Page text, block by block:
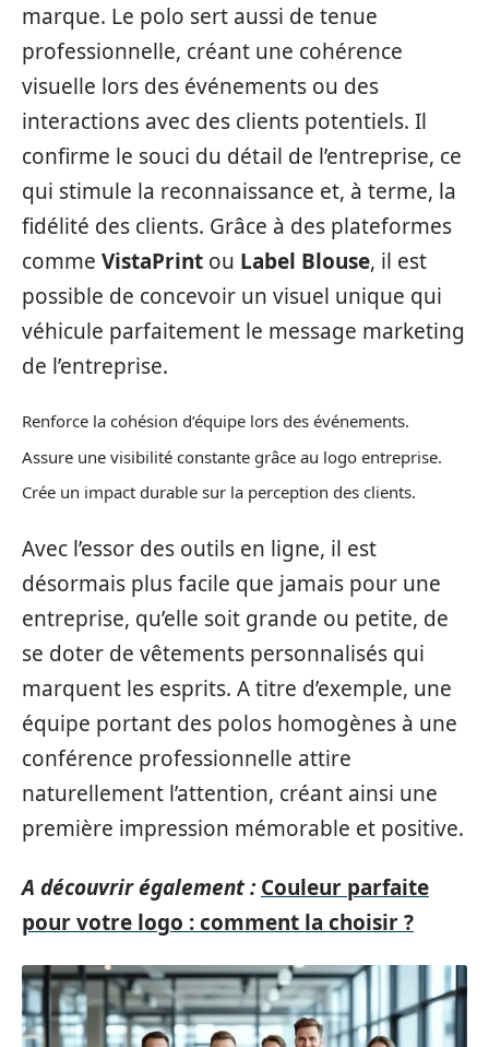
marque. Le polo sert aussi de tenue
professionnelle, créant une cohérence
visuelle lors des événements ou des
interactions avec des clients potentiels. Il
confirme le souci du détail de l’entreprise, ce
qui stimule la reconnaissance et, à terme, la
fidélité des clients. Grâce à des plateformes
comme VistaPrint ou Label Blouse, il est
possible de concevoir un visuel unique qui
véhicule parfaitement le message marketing
de l’entreprise.
Renforce la cohésion d’équipe lors des événements.
Assure une visibilité constante grâce au logo entreprise.
Crée un impact durable sur la perception des clients.
Avec l’essor des outils en ligne, il est
désormais plus facile que jamais pour une
entreprise, qu’elle soit grande ou petite, de
se doter de vêtements personnalisés qui
marquent les esprits. A titre d’exemple, une
équipe portant des polos homogènes à une
conférence professionnelle attire
naturellement l’attention, créant ainsi une
première impression mémorable et positive.
A découvrir également : Couleur parfaite
pour votre logo : comment la choisir ?